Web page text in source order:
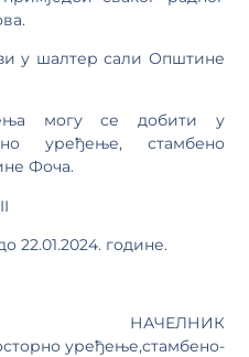
у шалтер сали Општине
могу се добити у
уређење, стамбено
Фоча.
22.01.2024. године.
НАЧЕЛНИК
уређење,стамбено-